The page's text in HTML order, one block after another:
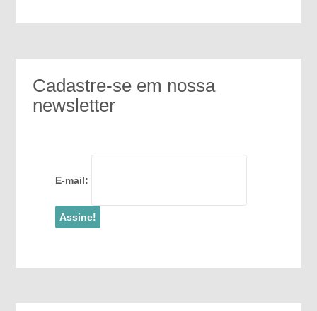
Cadastre-se em nossa
newsletter
E-mail: